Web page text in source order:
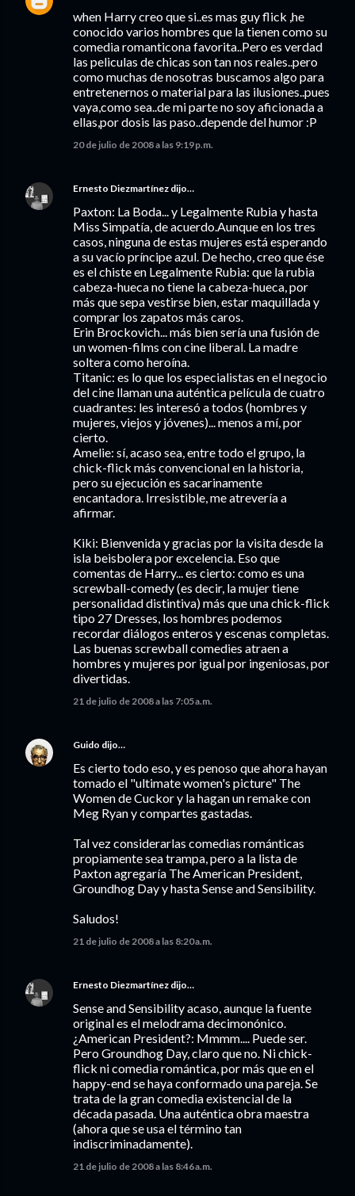
when Harry creo que si..es mas guy flick ,he
conocido varios hombres que la tienen como su
comedia romanticona favorita..Pero es verdad
las peliculas de chicas son tan nos reales..pero
como muchas de nosotras buscamos algo para
entretenernos o material para las ilusiones..pues
vaya,como sea..de mi parte no soy aficionada a
ellas,por dosis las paso..depende del humor :P
20 de julio de 2008 a las 9:19 p.m.
Ernesto Diezmartínez dijo…
Paxton: La Boda... y Legalmente Rubia y hasta
Miss Simpatía, de acuerdo.Aunque en los tres
casos, ninguna de estas mujeres está esperando
a su vacío príncipe azul. De hecho, creo que ése
es el chiste en Legalmente Rubia: que la rubia
cabeza-hueca no tiene la cabeza-hueca, por
más que sepa vestirse bien, estar maquillada y
comprar los zapatos más caros.
Erin Brockovich... más bien sería una fusión de
un women-films con cine liberal. La madre
soltera como heroína.
Titanic: es lo que los especialistas en el negocio
del cine llaman una auténtica película de cuatro
cuadrantes: les interesó a todos (hombres y
mujeres, viejos y jóvenes)... menos a mí, por
cierto.
Amelie: sí, acaso sea, entre todo el grupo, la
chick-flick más convencional en la historia,
pero su ejecución es sacarinamente
encantadora. Irresistible, me atrevería a
afirmar.
Kiki: Bienvenida y gracias por la visita desde la
isla beisbolera por excelencia. Eso que
comentas de Harry... es cierto: como es una
screwball-comedy (es decir, la mujer tiene
personalidad distintiva) más que una chick-flick
tipo 27 Dresses, los hombres podemos
recordar diálogos enteros y escenas completas.
Las buenas screwball comedies atraen a
hombres y mujeres por igual por ingeniosas, por
divertidas.
21 de julio de 2008 a las 7:05 a.m.
Guido dijo…
Es cierto todo eso, y es penoso que ahora hayan
tomado el "ultimate women's picture" The
Women de Cuckor y la hagan un remake con
Meg Ryan y compartes gastadas.
Tal vez considerarlas comedias románticas
propiamente sea trampa, pero a la lista de
Paxton agregaría The American President,
Groundhog Day y hasta Sense and Sensibility.
Saludos!
21 de julio de 2008 a las 8:20 a.m.
Ernesto Diezmartínez dijo…
Sense and Sensibility acaso, aunque la fuente
original es el melodrama decimonónico.
¿American President?: Mmmm.... Puede ser.
Pero Groundhog Day, claro que no. Ni chick-
flick ni comedia romántica, por más que en el
happy-end se haya conformado una pareja. Se
trata de la gran comedia existencial de la
década pasada. Una auténtica obra maestra
(ahora que se usa el término tan
indiscriminadamente).
21 de julio de 2008 a las 8:46 a.m.